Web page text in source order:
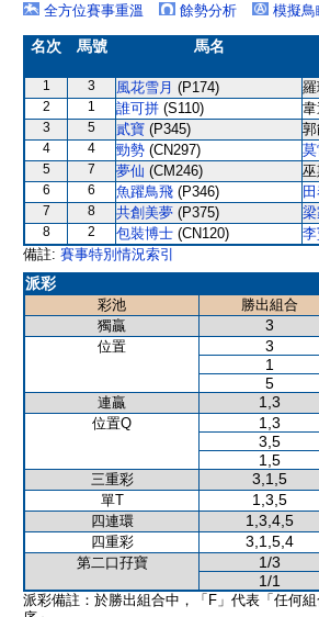
全方位賽事重溫
餘勢分析 模擬鳥
名次 馬號 馬名
1 3 風花雪月 (P174)
2
1 誰可拼 (S110) 韋
3
5 貳寶 (P345)
4
4 勁勢 (CN297)
5
7 夢仙 (CM246)
6
6 魚躍鳥飛 (P346)
7
8 共創美夢 (P375) 梁
8
2 包裝博士 (CN120) 李
備註: 賽事特別情況索引
派彩
彩池 勝出組合
獨贏
3
位置 3
1
5
連贏 1,3
位置Q 1,3
3,5
1,5
三重彩 3,1,5
單T 1,3,5
四連環 1,3,4,5
四重彩 3,1,5,4
第二口孖寶 1/3
1/1
派彩備註：於勝出組合中，「F」代表「任何